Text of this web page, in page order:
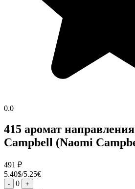
0.0
415 аромат
Campbell (Naomi
491 ₽
5.40$/5.25€
- 0 +